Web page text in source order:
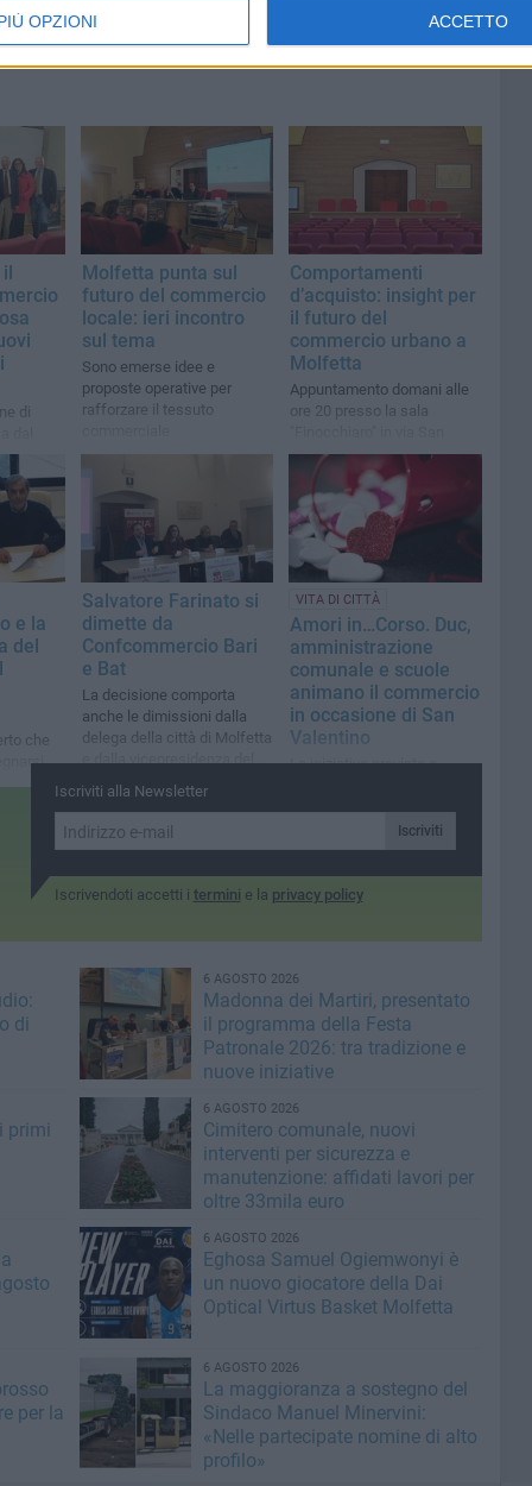
OPZIONI ACCETTO
di
che
Molfetta punta sul
futuro del commercio
locale: ieri incontro
sul tema
Sono emerse idee e
proposte operative per
rafforzare il tessuto
Comportamenti
d’acquisto: insight per
il futuro del
commercio urbano a
Molfetta
Appuntamento domani alle
ore 20 presso la sala
Domenico
e la
del
che
Salvatore Farinato si
dimette da
Confcommercio Bari
e Bat
La decisione comporta
anche le dimissioni dalla
delega della città di Molfetta
e dalla vicepresidenza del
Distretto Urbano del
Commercio
VITA DI CITTÀ
Amori in…Corso. Duc,
amministrazione
comunale e scuole
animano il commercio
in occasione di San
Valentino
Le iniziative previste a
Iscriviti alla Newsletter
Iscriviti
Iscrivendoti accetti i termini e la privacy policy
di
6 AGOSTO 2026
Madonna dei Martiri, presentato
il programma della Festa
Patronale 2026: tra tradizione e
nuove iniziative
primi
6 AGOSTO 2026
Cimitero comunale, nuovi
interventi per sicurezza e
manutenzione: affidati lavori per
oltre 33mila euro
6 AGOSTO 2026
Eghosa Samuel Ogiemwonyi è
un nuovo giocatore della Dai
Optical Virtus Basket Molfetta
per la
6 AGOSTO 2026
La maggioranza a sostegno del
Sindaco Manuel Minervini:
«Nelle partecipate nomine di alto
profilo»